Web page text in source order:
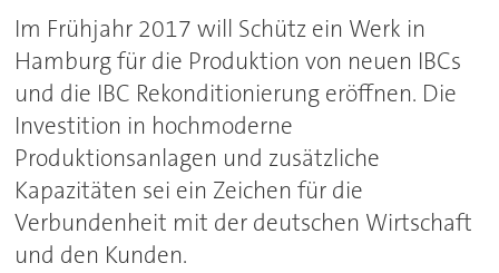
Im Frühjahr 2017 will Schütz ein Werk in
Hamburg für die Produktion von neuen IBCs
und die IBC Rekonditionierung eröffnen. Die
Investition in hochmoderne
Produktionsanlagen und zusätzliche
Kapazitäten sei ein Zeichen für die
Verbundenheit mit der deutschen Wirtschaft
und den Kunden.